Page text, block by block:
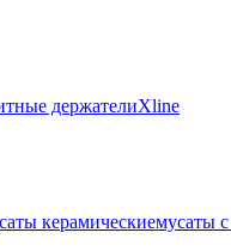
держателиXline
керамическиемусаты